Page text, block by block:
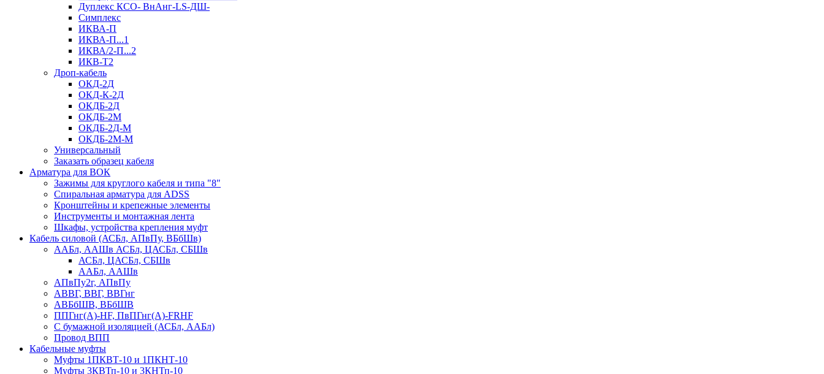
Дуплекс КСО- ВнАнг-LS-ДШ-
Симплекс
ИКВА-П
ИКВА-П...1
ИКВА/2-П...2
ИКВ-Т2
Дроп-кабель
ОКД-2Д
ОКД-К-2Д
ОКДБ-2Д
ОКДБ-2М
ОКДБ-2Д-М
ОКДБ-2М-М
Универсальный
Заказать образец кабеля
Арматура для ВОК
Зажимы для круглого кабеля и типа "8"
Спиральная арматура для ADSS
Кронштейны и крепежные элементы
Инструменты и монтажная лента
Шкафы, устройства крепления муфт
Кабель силовой (АСБл, АПвПу, ВБбШв)
ААБл, ААШв АСБл, ЦАСБл, СБШв
АСБл, ЦАСБл, СБШв
ААБл, ААШв
АПвПу2г, АПвПу
АВВГ, ВВГ, ВВГнг
АВБбШВ, ВБбШВ
ППГнг(А)-HF, ПвПГнг(А)-FRHF
С бумажной изоляцией (АСБл, ААБл)
Провод ВПП
Кабельные муфты
Муфты 1ПКВТ-10 и 1ПКНТ-10
Муфты 3КВТп-10 и 3КНТп-10